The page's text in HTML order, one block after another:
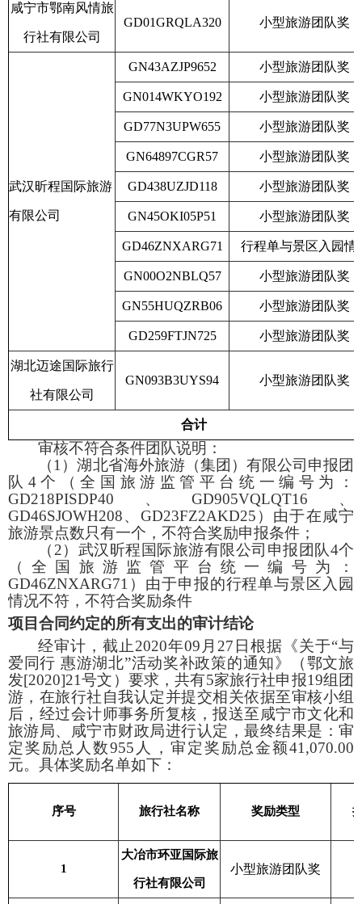
咸宁市鄂南风情旅
行社有限公司
GD01GRQLA320 小型旅游团队奖
武汉昕程国际旅游
有限公司
GN43AZJP9652 小型旅游团队奖
GN014WKYO192 小型旅游团队奖
GD77N3UPW655 小型旅游团队奖
GN64897CGR57 小型旅游团队奖
GD438UZJD118 小型旅游团队奖
GN45OKI05P51 小型旅游团队奖
GD46ZNXARG71 行程单与景区入园情
GN00O2NBLQ57 小型旅游团队奖
GN55HUQZRB06 小型旅游团队奖
GD259FTJN725 小型旅游团队奖
湖北迈途国际旅行
社有限公司
GN093B3UYS94 小型旅游团队奖
合计
审核不符合条件团队说明：
（1 ）湖北省海外旅游（集团）有限公司申报团
队 4个（全国旅游监管平台统一编号为：
GD218PISDP40 、 GD905VQLQT16 、
GD46SJOWH208、 GD23FZ2AKD25 ）由于在咸宁
旅游景点数只有一个，不符合奖励申报条件；
（ 2）武汉昕程国际旅游有限公司申报团队4个
（全国旅游监管平台统一编号为：
GD46ZNXARG71 ）由于申报的行程单与景区入园
情况不符，不符合奖励条件
项目合同约定的所有支出的审计结论
经审计，截止2020年09 月 27 日根据《关于“与
爱同行 惠游湖北”活动奖补政策的通知》（鄂文旅
发[2020]21号文）要求，共有5家旅行社申报19组团
游，在旅行社自我认定并提交相关依据至审核小组
后，经过会计师事务所复核，报送至咸宁市文化和
旅游局、咸宁市财政局进行认定，最终结果是：审
定奖励总人数955 人，审定奖励总金额41,070.00
元。具体奖励名单如下：
序号 旅行社名称 奖励类型
1
大冶市环亚国际旅
行社有限公司
小型旅游团队奖